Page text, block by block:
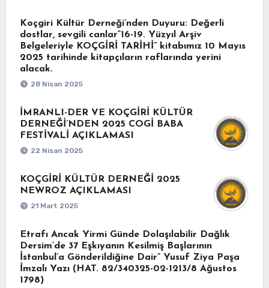
Koçgiri Kültür Derneği’nden Duyuru: Değerli
dostlar, sevgili canlar“16-19. Yüzyıl Arşiv
Belgeleriyle KOÇGİRİ TARİHİ” kitabımız 10 Mayıs
2025 tarihinde kitapçıların raflarında yerini
alacak.
28 Nisan 2025
İMRANLI-DER VE KOÇGİRİ KÜLTÜR
DERNEĞİ’NDEN 2025 COGİ BABA
FESTİVALİ AÇIKLAMASI
22 Nisan 2025
KOÇGİRİ KÜLTÜR DERNEĞİ 2025
NEWROZ AÇIKLAMASI
21 Mart 2025
Etrafı Ancak Yirmi Günde Dolaşılabilir Dağlık
Dersim’de 37 Eşkıyanın Kesilmiş Başlarının
İstanbul’a Gönderildiğine Dair” Yusuf Ziya Paşa
İmzalı Yazı (HAT. 82/340325-02-1213/8 Ağustos
1798)